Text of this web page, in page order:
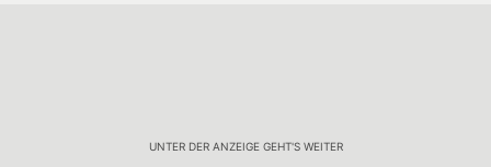
UNTER DER ANZEIGE GEHT'S WEITER